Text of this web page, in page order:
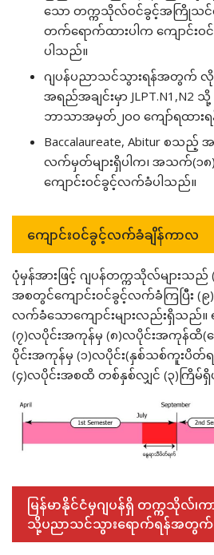
သော တက္ကသိုလ်ဝင်ခွင့်အကြိုသင်တ
တက်ရောက်ထားပါက ကျောင်
ပါသည်။
ဂျပန်ပညာသင်သွားရန်အတွက် လို
အရည်အချင်းမှာ JLPT.N1,N2 သို့
ဘာသာအမှတ်၂၀၀ ကျော်ရထား
Baccalaureate, Abitur စသ
လက်မှတ်များရှိပါက၊ အသက်(၁၈)
ကျောင်းဝင်ခွင့်လက်ခံပါသည်။
ကျောင်းဝင်ခွင့်လက်ခံချိန်ကာလ
ပုံမှန်အားဖြင့် ဂျပန်တက္ကသိုလ်များသ
အစတွင်ကျောင်းဝင်ခွင့်လက်ခံကြပြီး (
လက်ခံသောကျောင်းများလည်းရှိသည်။
(၇)လပိုင်းအကုန်မှ (၈)လပိုင်းအကုန်ထိ(
ပိုင်းအကုန်မှ (၁)လပိုင်း(နှစ်သစ်ကူးပိတ်
(၄)လပိုင်းအစထိ တစ်နှစ်လျှင် (၃)ကြိမ်
မြန်မာနိုင်ငံမှဂျပန်ရှိ တက္ကသိုလ်
သို့ပညာသင်သွားရောက်ရန်အတွက်